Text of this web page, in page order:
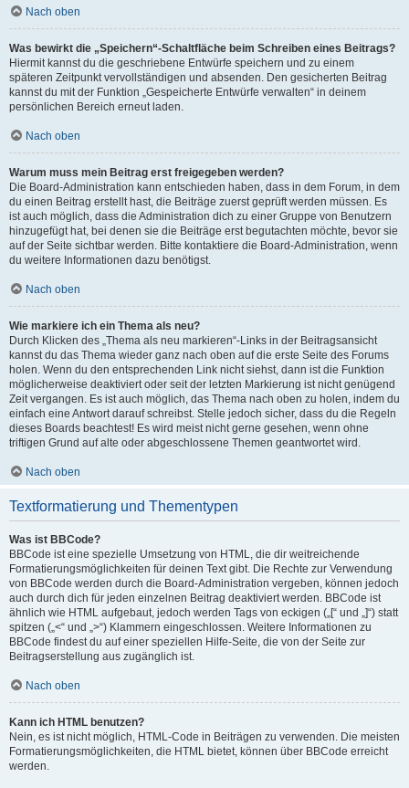
Nach oben
Was bewirkt die „Speichern“-Schaltfläche beim Schreiben eines Beitrags?
Hiermit kannst du die geschriebene Entwürfe speichern und zu einem
späteren Zeitpunkt vervollständigen und absenden. Den gesicherten Beitrag
kannst du mit der Funktion „Gespeicherte Entwürfe verwalten“ in deinem
persönlichen Bereich erneut laden.
Nach oben
Warum muss mein Beitrag erst freigegeben werden?
Die Board-Administration kann entschieden haben, dass in dem Forum, in dem
du einen Beitrag erstellt hast, die Beiträge zuerst geprüft werden müssen. Es
ist auch möglich, dass die Administration dich zu einer Gruppe von Benutzern
hinzugefügt hat, bei denen sie die Beiträge erst begutachten möchte, bevor sie
auf der Seite sichtbar werden. Bitte kontaktiere die Board-Administration, wenn
du weitere Informationen dazu benötigst.
Nach oben
Wie markiere ich ein Thema als neu?
Durch Klicken des „Thema als neu markieren“-Links in der Beitragsansicht
kannst du das Thema wieder ganz nach oben auf die erste Seite des Forums
holen. Wenn du den entsprechenden Link nicht siehst, dann ist die Funktion
möglicherweise deaktiviert oder seit der letzten Markierung ist nicht genügend
Zeit vergangen. Es ist auch möglich, das Thema nach oben zu holen, indem du
einfach eine Antwort darauf schreibst. Stelle jedoch sicher, dass du die Regeln
dieses Boards beachtest! Es wird meist nicht gerne gesehen, wenn ohne
triftigen Grund auf alte oder abgeschlossene Themen geantwortet wird.
Nach oben
Textformatierung und Thementypen
Was ist BBCode?
BBCode ist eine spezielle Umsetzung von HTML, die dir weitreichende
Formatierungsmöglichkeiten für deinen Text gibt. Die Rechte zur Verwendung
von BBCode werden durch die Board-Administration vergeben, können jedoch
auch durch dich für jeden einzelnen Beitrag deaktiviert werden. BBCode ist
ähnlich wie HTML aufgebaut, jedoch werden Tags von eckigen („[“ und „]“) statt
spitzen („<“ und „>“) Klammern eingeschlossen. Weitere Informationen zu
BBCode findest du auf einer speziellen Hilfe-Seite, die von der Seite zur
Beitragserstellung aus zugänglich ist.
Nach oben
Kann ich HTML benutzen?
Nein, es ist nicht möglich, HTML-Code in Beiträgen zu verwenden. Die meisten
Formatierungsmöglichkeiten, die HTML bietet, können über BBCode erreicht
werden.